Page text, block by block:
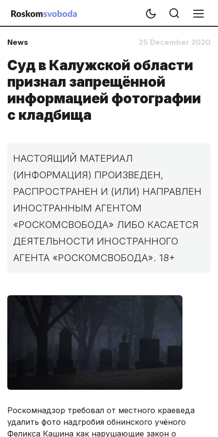
News 25 December 2020
Суд в Калужской области
признал запрещённой
информацией фотографии
с кладбища
НАСТОЯЩИЙ МАТЕРИАЛ
(ИНФОРМАЦИЯ) ПРОИЗВЕДЕН,
РАСПРОСТРАНЕН И (ИЛИ) НАПРАВЛЕН
ИНОСТРАННЫМ АГЕНТОМ
«РОСКОМСВОБОДА» ЛИБО КАСАЕТСЯ
ДЕЯТЕЛЬНОСТИ ИНОСТРАННОГО
АГЕНТА «РОСКОМСВОБОДА». 18+
Роскомнадзор требовал от местного краеведа
удалить фото надгробия обнинского учёного
Феликса Кашина как нарушающие закон о